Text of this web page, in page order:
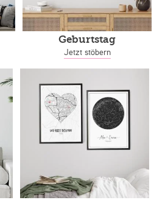
Geburtstag
Jetzt stöbern